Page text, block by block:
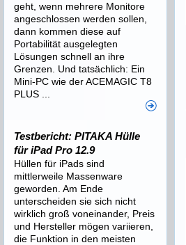
geht, wenn mehrere Monitore
angeschlossen werden sollen,
dann kommen diese auf
Portabilität ausgelegten
Lösungen schnell an ihre
Grenzen. Und tatsächlich: Ein
Mini-PC wie der ACEMAGIC T8
PLUS ...
Testbericht: PITAKA Hülle
für iPad Pro 12.9
Hüllen für iPads sind
mittlerweile Massenware
geworden. Am Ende
unterscheiden sie sich nicht
wirklich groß voneinander, Preis
und Hersteller mögen variieren,
die Funktion in den meisten